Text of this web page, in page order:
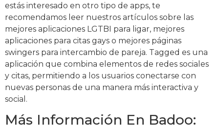
estás interesado en otro tipo de apps, te
recomendamos leer nuestros artículos sobre las
mejores aplicaciones LGTBI para ligar, mejores
aplicaciones para citas gays o mejores páginas
swingers para intercambio de pareja. Tagged es una
aplicación que combina elementos de redes sociales
y citas, permitiendo a los usuarios conectarse con
nuevas personas de una manera más interactiva y
social.
Más Información En Badoo: